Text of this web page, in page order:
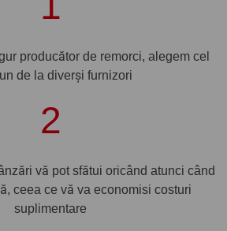
producător de remorci, alegem cel
de la diverși furnizori
2
vă pot sfătui oricând atunci când
ceea ce vă va economisi costuri
suplimentare